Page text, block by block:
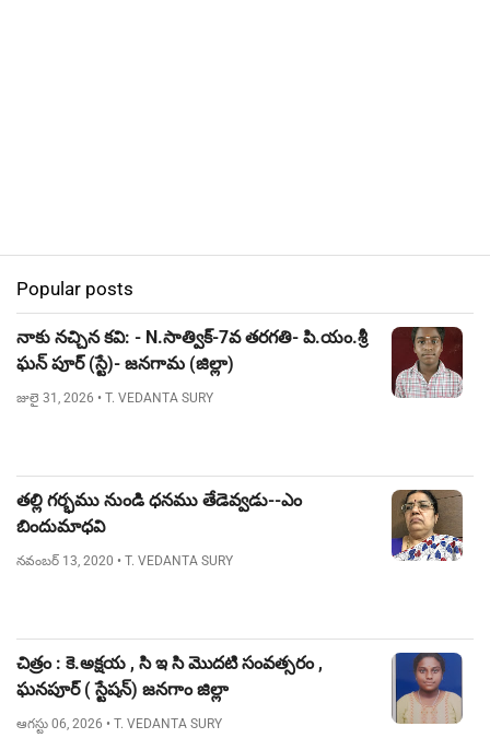
Popular posts
నాకు నచ్చిన కవి: - N.సాత్విక్-7వ తరగతి- పి.యం.శ్రీ
ఘన్ పూర్ (స్టే)- జనగామ (జిల్లా)
జులై 31, 2026 • T. VEDANTA SURY
తల్లి గర్భము నుండి ధనము తేడెవ్వడు--ఎం
బిందుమాధవి
నవంబర్ 13, 2020 • T. VEDANTA SURY
చిత్రం : కె.అక్షయ , సి ఇ సి మొదటి సంవత్సరం ,
ఘనపూర్ ( స్టేషన్) జనగాం జిల్లా
ఆగస్టు 06, 2026 • T. VEDANTA SURY